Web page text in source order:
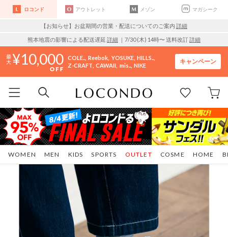
ロコンド アウトレット メゾン マガシーク
【お知らせ】お盆期間の営業・配送についてのご案内 詳細
熊本地震の影響による配送遅延 詳細 ｜7/30 (木) 14時〜 送料改訂詳細
10,000 COLE.. Reebok YOSUKE HILLS..
Z-CRAFT CAWAII mis.. NIKE
キャンペーン
WOMEN MEN KIDS SPORTS COSME HOME
OUTLET